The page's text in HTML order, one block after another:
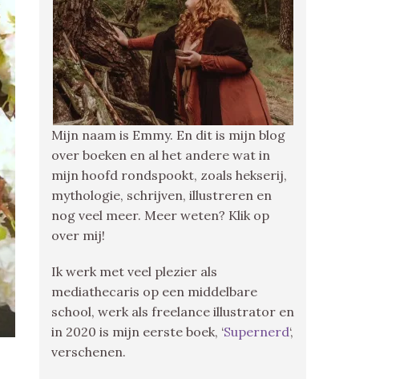
Mijn naam is Emmy. En dit is mijn blog
over boeken en al het andere wat in
mijn hoofd rondspookt, zoals hekserij,
mythologie, schrijven, illustreren en
nog veel meer. Meer weten? Klik op
over mij!
Ik werk met veel plezier als
mediathecaris op een middelbare
school, werk als freelance illustrator en
in 2020 is mijn eerste boek, ‘Supernerd‘,
verschenen.